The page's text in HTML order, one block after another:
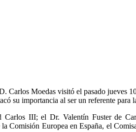
Moedas visitó el pasado jueves
su importancia al ser un referente para
Carlos III; el Dr. Valentín Fuster de
Comisión Europea en España, el